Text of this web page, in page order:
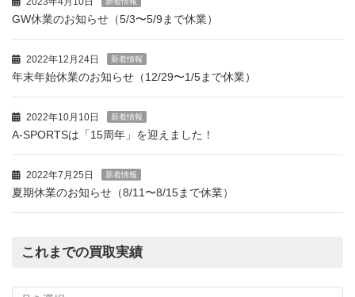
GW休業のお知らせ（5/3〜5/9まで休業）
2022年12月24日 新着情報
年末年始休業のお知らせ（12/29〜1/5まで休業）
2022年10月10日 新着情報
A-SPORTSは「15周年」を迎えました！
2022年7月25日 新着情報
夏期休業のお知らせ（8/11〜8/15まで休業）
これまでの買取実績